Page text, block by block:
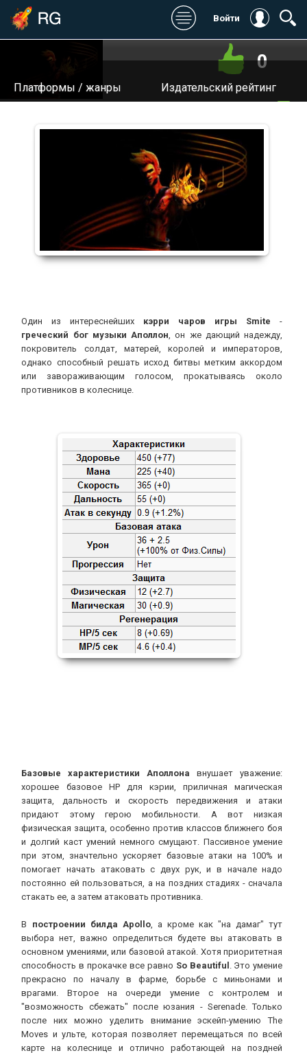
Войти
0
Платформы / жанры
Smite гайд Apollo
АнархоТурист 12-06-2014, 16:35 Категория: Гайды
Издательский рейтинг
Stopgame:
Kanobu:
Котонавты:
Digital Spy:
Общий:
Один из интереснейших кэрри чаров игры Smite -
греческий бог музыки Аполлон , он же дающий надежду,
покровитель солдат, матерей, королей и императоров,
однако способный решать исход битвы метким аккордом
или завораживающим голосом, прокатываясь около
противников в колеснице.
Базовые характеристики Аполлона внушает уважение:
хорошее базовое НР для кэрии, приличная магическая
защита, дальность и скорость передвижения и атаки
придают этому герою мобильности. А вот низкая
физическая защита, особенно против классов ближнего боя
и долгий каст умений немного смущают. Пассивное умение
при этом, значтельно ускоряет базовые атаки на 100% и
помогает начать атаковать с двух рук, и в начале надо
постоянно ей пользоваться, а на поздних стадиях - сначала
стакать ее, а затем атаковать противника.
В построении билда Apollo, а кроме как "на дамаг" тут
выбора нет, важно определиться будете вы атаковать в
основном умениями, или базовой атакой. Хотя приоритетная
способность в прокачке все равно So Beautiful . Это умение
прекрасно по началу в фарме, борьбе с миньонами и
врагами. Второе на очереди умение с контролем и
"возможность сбежать" после юзания - Serenade. Только
после них можно уделить внимание эскейп-умению The
Moves и ульте, которая позволяет перемещаться по всей
карте на колеснице и отлично работающей на поздней